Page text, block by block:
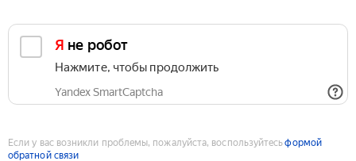
Я не робот
Нажмите, чтобы продолжить
Yandex SmartCaptcha
Если у вас возникли проблемы, пожалуйста, воспользуйтесьформой
обратной связи